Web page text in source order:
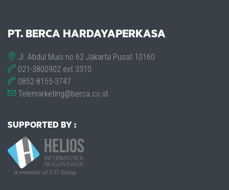
PT. BERCA HARDAYAPERKASA
Jl. Abdul Muis no.62 Jakarta Pusat 10160
021-3800902 ext 3310
0852-8155-3747
Telemarketing@berca.co.id
SUPPORTED BY :